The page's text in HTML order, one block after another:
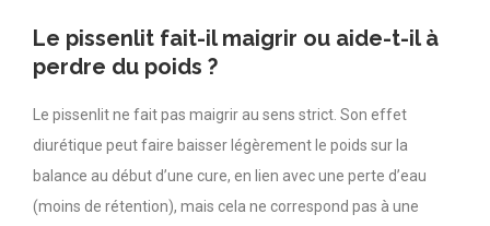
Le pissenlit fait-il maigrir ou aide-t-il à
perdre du poids ?
Le pissenlit ne fait pas maigrir au sens strict. Son effet
diurétique peut faire baisser légèrement le poids sur la
balance au début d’une cure, en lien avec une perte d’eau
(moins de rétention), mais cela ne correspond pas à une